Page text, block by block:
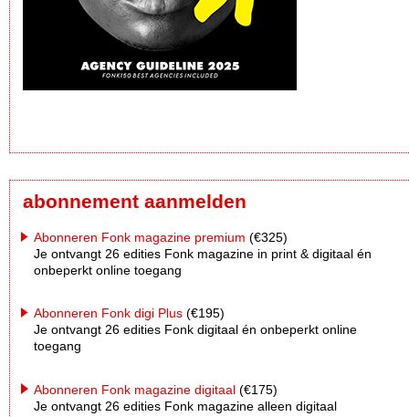
abonnement aanmelden
Abonneren Fonk magazine premium (€325)
Je ontvangt 26 edities Fonk magazine in print & digitaal én
onbeperkt online toegang
Abonneren Fonk digi Plus (€195)
Je ontvangt 26 edities Fonk digitaal én onbeperkt online
toegang
Abonneren Fonk magazine digitaal (€175)
Je ontvangt 26 edities Fonk magazine alleen digitaal